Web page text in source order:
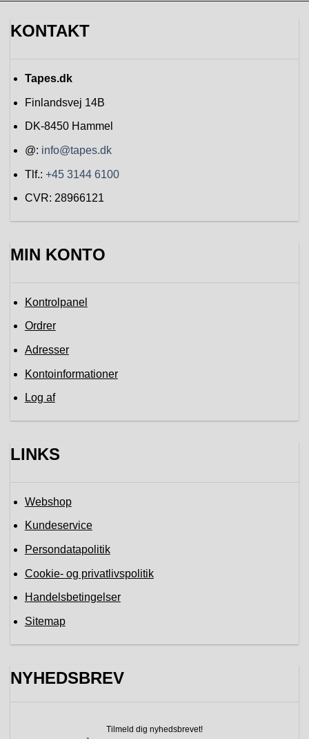
KONTAKT
Tapes.dk
Finlandsvej 14B
DK-8450 Hammel
@: info@tapes.dk
Tlf.: +45 3144 6100
CVR: 28966121
MIN KONTO
Kontrolpanel
Ordrer
Adresser
Kontoinformationer
Log af
LINKS
Webshop
Kundeservice
Persondatapolitik
Cookie- og privatlivspolitik
Handelsbetingelser
Sitemap
NYHEDSBREV
Tilmeld dig nyhedsbrevet!